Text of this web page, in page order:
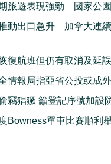
旅遊表現強勁 國家公
動出口急升 加拿大連
復航班但仍有取消及延誤
情報局指亞省公投或成
竊猖獗 籲登記序號加設
Bowness單車比賽順利